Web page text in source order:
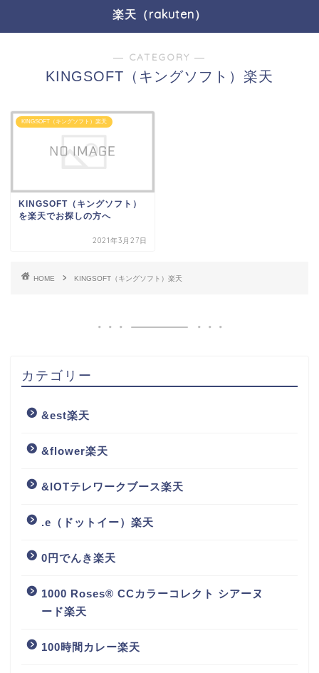
楽天（rakuten）
― CATEGORY ―
KINGSOFT（キングソフト）楽天
KINGSOFT（キングソフト）楽天
KINGSOFT（キングソフト）
を楽天でお探しの方へ
2021年3月27日
HOME KINGSOFT（キングソフト）楽天
カテゴリー
&est楽天
&flower楽天
&IOTテレワークブース楽天
.e（ドットイー）楽天
0円でんき楽天
1000 Roses® CCカラーコレクト シアーヌ
ード楽天
100時間カレー楽天